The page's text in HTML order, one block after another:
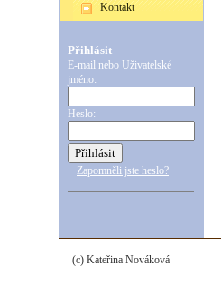
Kontakt
Přihlásit
E-mail nebo Uživatelské
jméno:
Heslo:
Zapomněli jste heslo?
(c) Kateřina Nováková